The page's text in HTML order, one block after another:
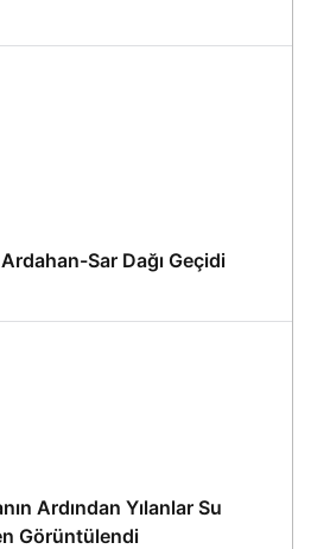
Sar Dağı Geçidi
Ardından Yılanlar Su
Görüntülendi